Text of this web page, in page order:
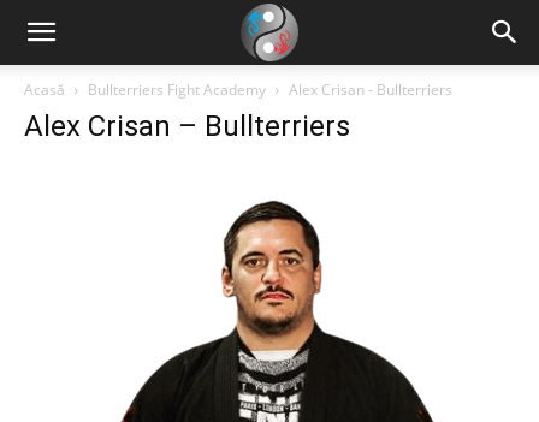
Acasă Bullterriers Fight Academy Alex Crisan - Bullterriers
Alex Crisan – Bullterriers